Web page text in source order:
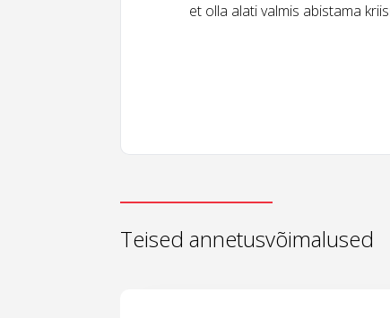
et olla alati valmis abistama
Teised annetusvõimalused